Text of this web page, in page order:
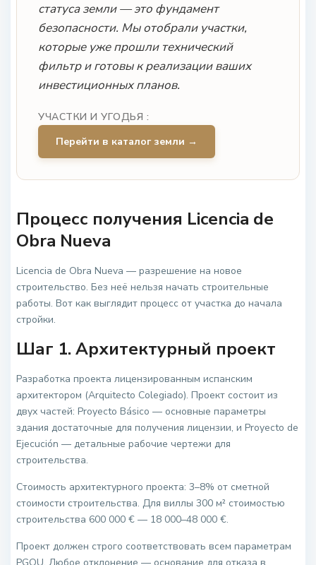
статуса земли — это фундамент
безопасности. Мы отобрали участки,
которые уже прошли технический
фильтр и готовы к реализации ваших
инвестиционных планов.
УЧАСТКИ И УГОДЬЯ :
Перейти в каталог земли →
Процесс получения Licencia de
Obra Nueva
Licencia de Obra Nueva — разрешение на новое
строительство. Без неё нельзя начать строительные
работы. Вот как выглядит процесс от участка до начала
стройки.
Шаг 1. Архитектурный проект
Разработка проекта лицензированным испанским
архитектором (Arquitecto Colegiado). Проект состоит из
двух частей: Proyecto Básico — основные параметры
здания достаточные для получения лицензии, и Proyecto de
Ejecución — детальные рабочие чертежи для
строительства.
Стоимость архитектурного проекта: 3–8% от сметной
стоимости строительства. Для виллы 300 м² стоимостью
строительства 600 000 € — 18 000–48 000 €.
Проект должен строго соответствовать всем параметрам